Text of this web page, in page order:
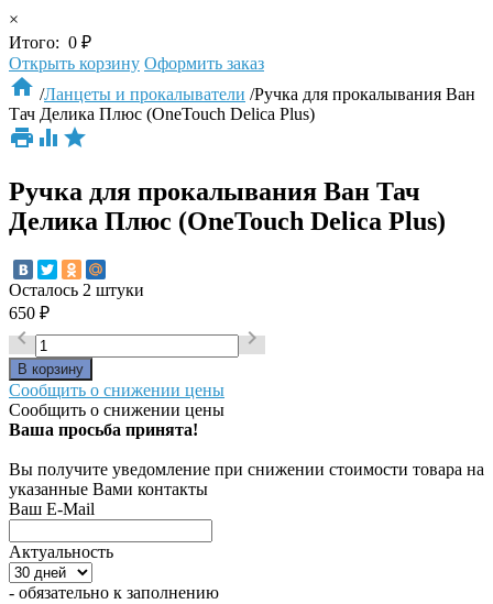
×
Итого: 0 ₽
Открыть корзину Оформить заказ
 /Ланцеты и прокалыватели /Ручка для прокалывания Ван
Тач Делика Плюс (OneTouch Delica Plus)
  
Ручка для прокалывания Ван Тач
Делика Плюс (OneTouch Delica Plus)
Осталось 2 штуки
650 ₽
 
Сообщить о снижении цены
Сообщить о снижении цены
Ваша просьба принята!
Вы получите уведомление при снижении стоимости товара на
указанные Вами контакты
Ваш E-Mail
Актуальность
- обязательно к заполнению